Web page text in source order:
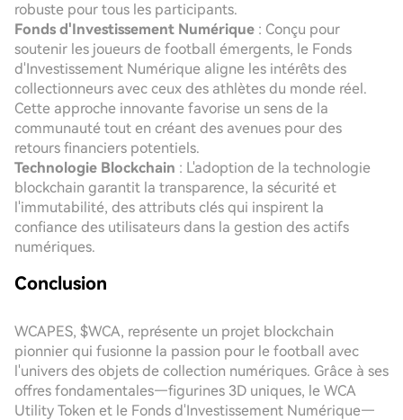
robuste pour tous les participants.
Fonds d'Investissement Numérique : Conçu pour
soutenir les joueurs de football émergents, le Fonds
d'Investissement Numérique aligne les intérêts des
collectionneurs avec ceux des athlètes du monde réel.
Cette approche innovante favorise un sens de la
communauté tout en créant des avenues pour des
retours financiers potentiels.
Technologie Blockchain : L'adoption de la technologie
blockchain garantit la transparence, la sécurité et
l'immutabilité, des attributs clés qui inspirent la
confiance des utilisateurs dans la gestion des actifs
numériques.
Conclusion
WCAPES, $WCA, représente un projet blockchain
pionnier qui fusionne la passion pour le football avec
l'univers des objets de collection numériques. Grâce à ses
offres fondamentales—figurines 3D uniques, le WCA
Utility Token et le Fonds d'Investissement Numérique—